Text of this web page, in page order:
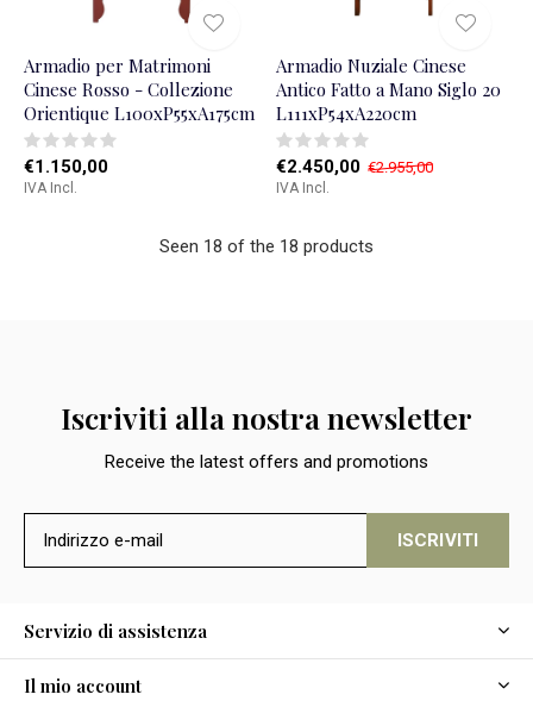
Armadio per Matrimoni
Cinese Rosso - Collezione
Orientique L100xP55xA175cm
€1.150,00
IVA Incl.
Armadio Nuziale Cinese
Antico Fatto a Mano Siglo 20
L111xP54xA220cm
€2.450,00 €2.955,00
IVA Incl.
Seen 18 of the 18 products
Iscriviti alla nostra newsletter
Receive the latest offers and promotions
ISCRIVITI
Servizio di assistenza
Il mio account